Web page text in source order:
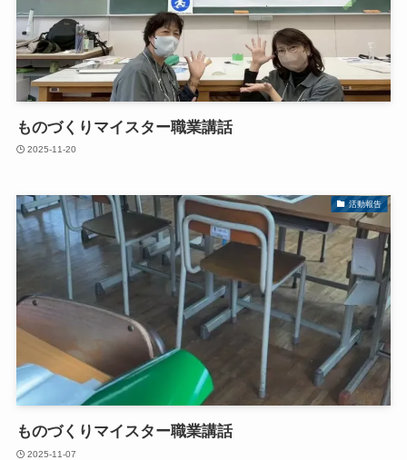
ものづくりマイスター職業講話
2025-11-20
活動報告
ものづくりマイスター職業講話
2025-11-07